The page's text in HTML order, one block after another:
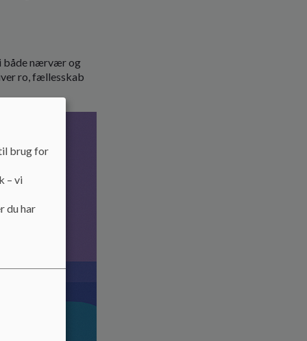
både nærvær og
ro, fællesskab
brug for
– vi
du har